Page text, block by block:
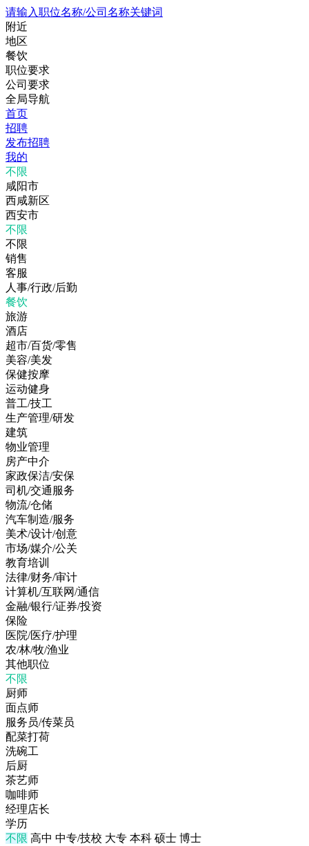
请输入职位名称/公司名称关键词
附近
地区
餐饮
职位要求
公司要求
全局导航
首页
招聘
发布招聘
我的
不限
咸阳市
西咸新区
西安市
不限
不限
销售
客服
人事/行政/后勤
餐饮
旅游
酒店
超市/百货/零售
美容/美发
保健按摩
运动健身
普工/技工
生产管理/研发
建筑
物业管理
房产中介
家政保洁/安保
司机/交通服务
物流/仓储
汽车制造/服务
美术/设计/创意
市场/媒介/公关
教育培训
法律/财务/审计
计算机/互联网/通信
金融/银行/证券/投资
保险
医院/医疗/护理
农/林/牧/渔业
其他职位
不限
厨师
面点师
服务员/传菜员
配菜打荷
洗碗工
后厨
茶艺师
咖啡师
经理店长
学历
不限 高中 中专/技校 大专 本科 硕士 博士